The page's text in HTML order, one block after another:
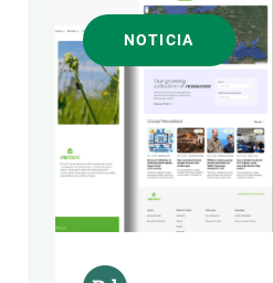
NOTICIA